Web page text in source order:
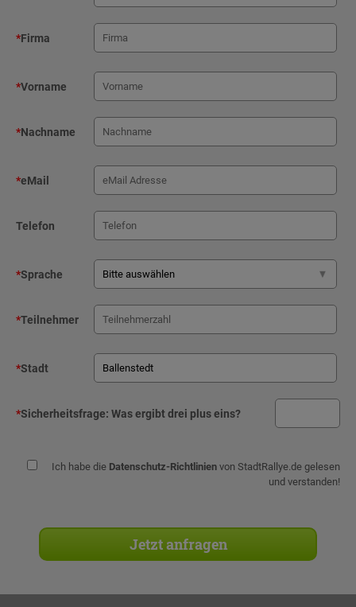
*Firma
*Vorname
*Nachname
*eMail
Telefon
*Sprache
*Teilnehmer
*Stadt
*Sicherheitsfrage: Was ergibt drei plus eins?
Ich habe die Datenschutz-Richtlinien von StadtRallye.de gelesen
und verstanden!